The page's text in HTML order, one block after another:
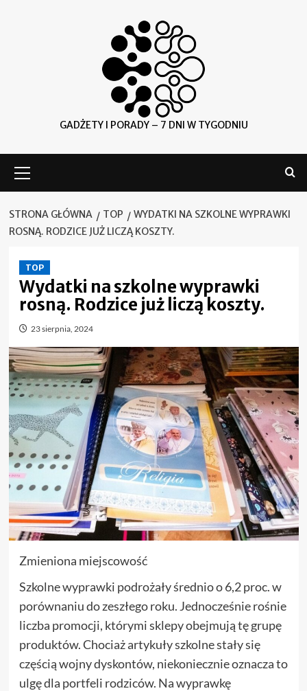
GADŻETY I PORADY – 7 DNI W TYGODNIU
główne
STRONA GŁÓWNA TOP
WYDATKI NA SZKOLNE WYPRAWKI
ROSNĄ. RODZICE JUŻ LICZĄ KOSZTY.
TOP
Wydatki na szkolne wyprawki
rosną. Rodzice już liczą koszty.
23 sierpnia, 2024
Zmieniona miejscowość
Szkolne wyprawki podrożały średnio o 6,2 proc. w
porównaniu do zeszłego roku. Jednocześnie rośnie
liczba promocji, którymi sklepy obejmują tę grupę
produktów. Chociaż artykuły szkolne stały się
częścią wojny dyskontów, niekoniecznie oznacza to
ulgę dla portfeli rodziców. Na wyprawkę